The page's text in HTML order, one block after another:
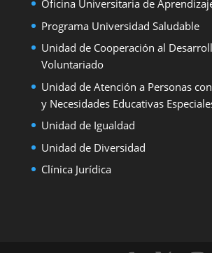
Oficina Universitaria de
Programa Universidad Saludable
Unidad de Cooperación al
Voluntariado
Unidad de Atención a Personas
y Necesidades Educativas
Unidad de Igualdad
Unidad de Diversidad
Clínica Jurídica